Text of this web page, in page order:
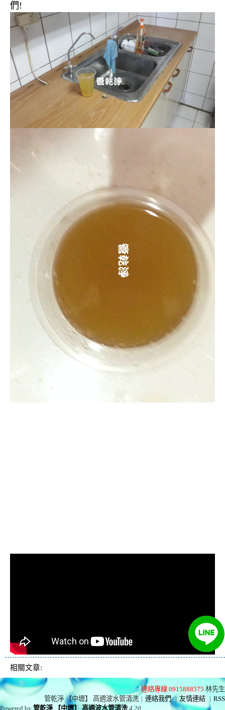
們!
相關文章:
連絡專線 0915888575 林先生
管乾淨 【中壢】 高週波水管清洗 | 連絡我們 | 友情連結 | RSS
Powered by 管乾淨 【中壢】 高週波水管清洗 4.20